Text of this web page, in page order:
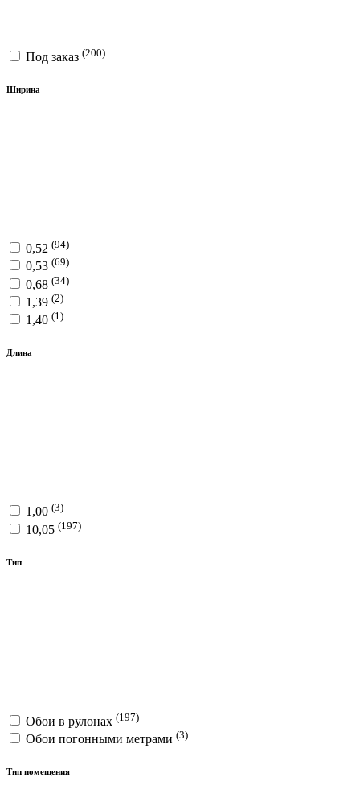
Под заказ (200)
Ширина
0,52 (94)
0,53 (69)
0,68 (34)
1,39 (2)
1,40 (1)
Длина
1,00 (3)
10,05 (197)
Тип
Обои в рулонах (197)
Обои погонными метрами (3)
Тип помещения